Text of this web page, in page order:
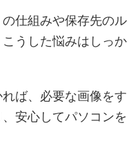
仕組みや保存先のル
うした悩みはしっか
ば、必要な画像をす
安心してパソコンを